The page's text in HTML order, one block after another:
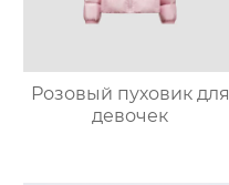
Розовый пуховик для
девочек